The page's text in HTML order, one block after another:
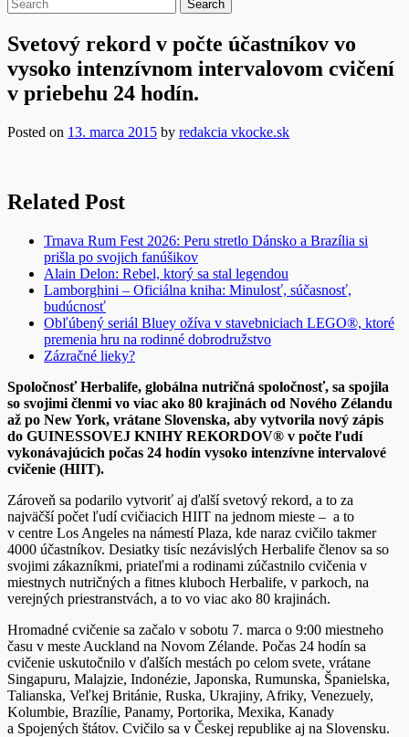
Svetový rekord v počte účastníkov vo
vysoko intenzívnom intervalovom cvičení
v priebehu 24 hodín.
Posted on 13. marca 2015 by redakcia vkocke.sk
Related Post
Trnava Rum Fest 2026: Peru stretlo Dánsko a Brazília si
prišla po svojich fanúšikov
Alain Delon: Rebel, ktorý sa stal legendou
Lamborghini – Oficiálna kniha: Minulosť, súčasnosť,
budúcnosť
Obľúbený seriál Bluey ožíva v stavebniciach LEGO®, ktoré
premenia hru na rodinné dobrodružstvo
Zázračné lieky?
SpoločnosťHerbalife, globálna nutričná spoločnosť, sa spojila
so svojimi členmi vo viac ako 80 krajinách od Nového Zélandu
až po New York, vrátane Slovenska, aby vytvorila nový zápis
do GUINESSOVEJ KNIHY REKORDOV® v počte ľudí
vykonávajúcich počas 24 hodín vysoko intenzívne intervalové
cvičenie (HIIT).
Zároveň sa podarilo vytvoriť aj ďalší svetový rekord, a to za
najväčší počet ľudí cvičiacich HIIT na jednom mieste – a to
v centre Los Angeles na námestí Plaza, kde naraz cvičilo takmer
4000 účastníkov. Desiatky tisíc nezávislých Herbalife členov sa so
svojimi zákazníkmi, priateľmi a rodinami zúčastnilo cvičenia v
miestnych nutričných a fitnes kluboch Herbalife, v parkoch, na
verejných priestranstvách, a to vo viac ako 80 krajinách.
Hromadné cvičenie sa začalo v sobotu 7. marca o 9:00 miestneho
času v meste Auckland na Novom Zélande. Počas 24 hodín sa
cvičenie uskutočnilo v ďalších mestách po celom svete, vrátane
Singapuru, Malajzie, Indonézie, Japonska, Rumunska, Španielska,
Talianska, Veľkej Británie, Ruska, Ukrajiny, Afriky, Venezuely,
Kolumbie, Brazílie, Panamy, Portorika, Mexika, Kanady
a Spojených štátov. Cvičilo sa v Českej republike aj na Slovensku.